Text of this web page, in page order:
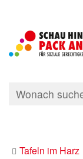
Tafeln im Harz